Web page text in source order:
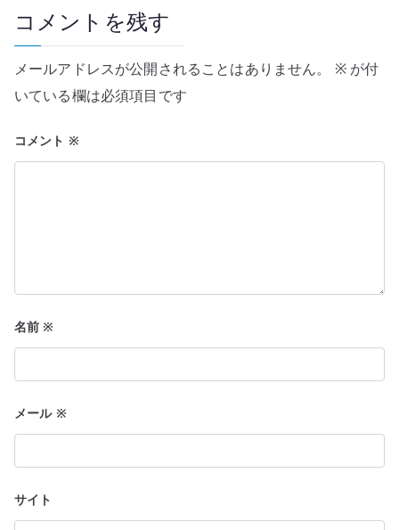
ー
シ
ョ
ン
コメントを残す
メールアドレスが公開されることはありません。 ※が付
いている欄は必須項目です
コメント ※
名前※
メール ※
サイト